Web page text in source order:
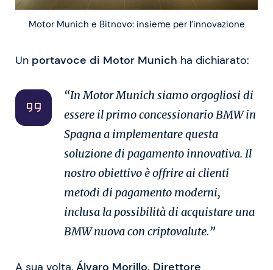
Motor Munich e Bitnovo: insieme per l’innovazione
Un portavoce di Motor Munich ha dichiarato:
“In Motor Munich siamo orgogliosi di
essere il primo concessionario BMW in
Spagna a implementare questa
soluzione di pagamento innovativa. Il
nostro obiettivo è offrire ai clienti
metodi di pagamento moderni,
inclusa la possibilità di acquistare una
BMW nuova con criptovalute.”
A sua volta, Álvaro Morillo, Direttore